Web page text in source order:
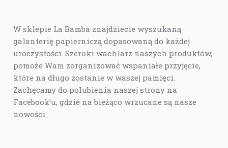
W sklepie La Bamba znajdziecie wyszukaną
galanterię papierniczą dopasowaną do każdej
uroczystości. Szeroki wachlarz naszych produktów,
pomoże Wam zorganizować wspaniałe przyjęcie,
które na długo zostanie w waszej pamięci.
Zachęcamy do polubienia naszej strony na
Facebook’u, gdzie na bieżąco wrzucane są nasze
nowości.